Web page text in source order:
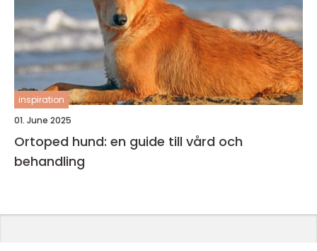
inspiration
01. June 2025
Ortoped hund: en guide till vård och
behandling